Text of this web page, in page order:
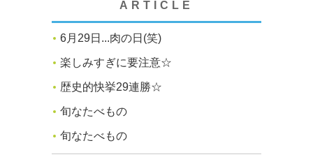
ARTICLE
6月29日...肉の日(笑)
楽しみすぎに要注意☆
歴史的快挙29連勝☆
旬なたべもの
旬なたべもの